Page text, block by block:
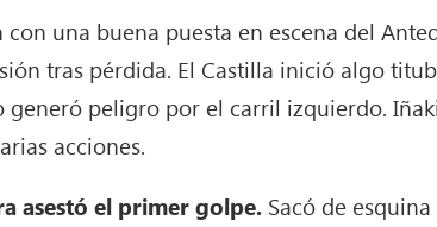
una buena puesta en escena del
tras pérdida. El Castilla inició algo
generó peligro por el carril izquierdo.
acciones.
asestó el primer golpe. Sacó de